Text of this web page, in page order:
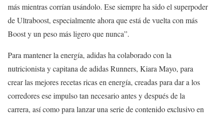
más mientras corrían usándolo. Ese siempre ha sido el superpoder
de Ultraboost, especialmente ahora que está de vuelta con más
Boost y un peso más ligero que nunca”.
Para mantener la energía, adidas ha colaborado con la
nutricionista y capitana de adidas Runners, Kiara Mayo, para
crear las mejores recetas ricas en energía, creadas para dar a los
corredores ese impulso tan necesario antes y después de la
carrera, así como para lanzar una serie de contenido exclusivo en